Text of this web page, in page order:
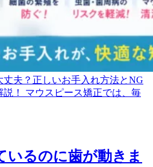
夫？正しいお手入れ方法とNG
！ マウスピース矯正では、毎
いるのに歯が動きま